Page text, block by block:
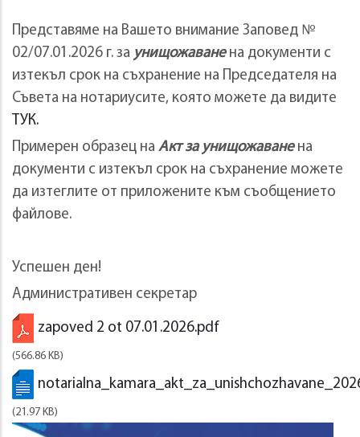
Представяме на Вашето внимание Заповед №
02/07.01.2026 г. за унищожаванена документи с
изтекъл срок на съхранение на Председателя на
Съвета на нотариусите, която можете да видите
ТУК.
Примерен образец на Акт за унищожаване на
документи с изтекъл срок на съхранение можете
да изтеглите от приложените към съобщението
файлове.
Успешен ден!
Административен секретар
zapoved 2 ot 07.01.2026.pdf
(566.86 KB)
(21.97 KB)